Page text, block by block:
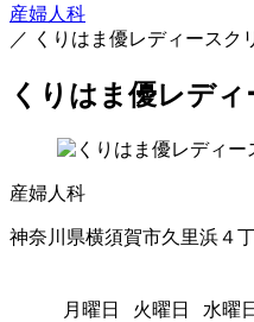
産婦人科
／ くりはま優レディースク
くりはま優レデ
産婦人科
神奈川県横須賀市久里浜４丁
月曜日 火曜日 水曜日